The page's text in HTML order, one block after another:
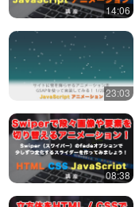
14:06
23:03
08:38